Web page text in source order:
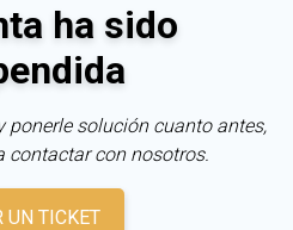
ha sido
ponerle solución cuanto antes,
contactar con nosotros.
UN TICKET